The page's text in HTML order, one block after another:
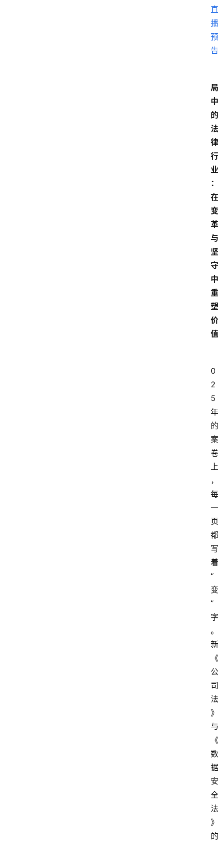
局
中
的
法
律
行
业
：
在
变
革
与
坚
守
中
重
塑
价
值
0
2
5
年
的
案
卷
上
，
每
一
页
都
写
着
“
变
”
字
。
新
《
公
司
法
》
与
《
数
据
安
全
法
》
的